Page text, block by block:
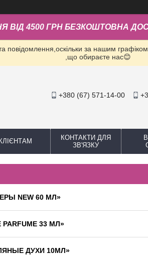
ВІД 4500 ГРН БЕЗКОШТОВНА
за нашим
,що обираєте нас😊
+380 (67) 571-14-00
КЛІЄНТАМ
КОНТАКТИ ДЛЯ
ЗВ'ЯЗКУ
NEW 60 МЛ»
PARFUME 33 МЛ»
ДУХИ 10МЛ»